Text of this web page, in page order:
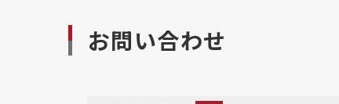
お問い合わせ